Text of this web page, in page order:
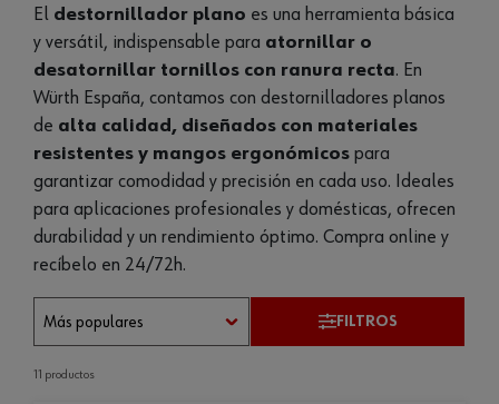
El destornillador plano es una herramienta básica
y versátil, indispensable para atornillar o
desatornillar tornillos con ranura recta. En
Würth España, contamos con destornilladores planos
de alta calidad, diseñados con materiales
resistentes y mangos ergonómicos para
garantizar comodidad y precisión en cada uso. Ideales
para aplicaciones profesionales y domésticas, ofrecen
durabilidad y un rendimiento óptimo. Compra online y
recíbelo en 24/72h.
FILTROS
11 productos